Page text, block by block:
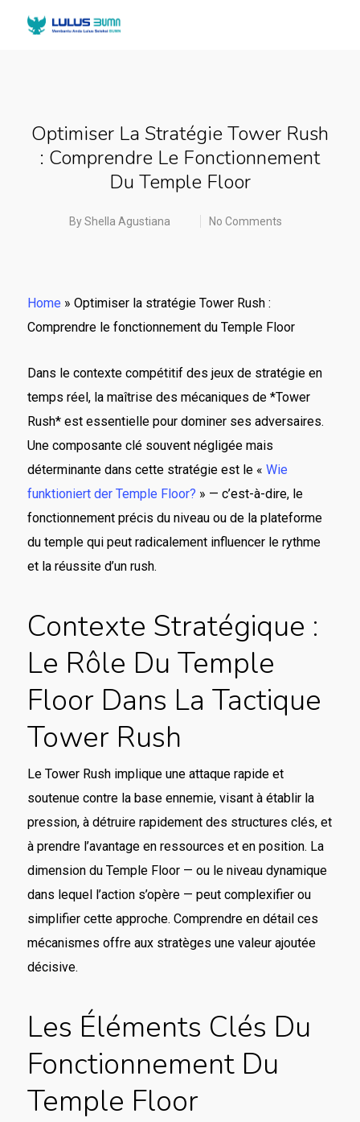
Optimiser La Stratégie Tower Rush
: Comprendre Le Fonctionnement
Du Temple Floor
ByShella Agustiana No Comments
Home » Optimiser la stratégie Tower Rush :
Comprendre le fonctionnement du Temple Floor
Dans le contexte compétitif des jeux de stratégie en
temps réel, la maîtrise des mécaniques de *Tower
Rush* est essentielle pour dominer ses adversaires.
Une composante clé souvent négligée mais
déterminante dans cette stratégie est le « Wie
funktioniert der Temple Floor? » — c’est-à-dire, le
fonctionnement précis du niveau ou de la plateforme
du temple qui peut radicalement influencer le rythme
et la réussite d’un rush.
Contexte Stratégique :
Le Rôle Du Temple
Floor Dans La Tactique
Tower Rush
Le Tower Rush implique une attaque rapide et
soutenue contre la base ennemie, visant à établir la
pression, à détruire rapidement des structures clés, et
à prendre l’avantage en ressources et en position. La
dimension du Temple Floor — ou le niveau dynamique
dans lequel l’action s’opère — peut complexifier ou
simplifier cette approche. Comprendre en détail ces
mécanismes offre aux stratèges une valeur ajoutée
décisive.
Les Éléments Clés Du
Fonctionnement Du
Temple Floor